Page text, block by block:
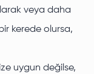
veya daha
kerede olursa,
uygun değilse,